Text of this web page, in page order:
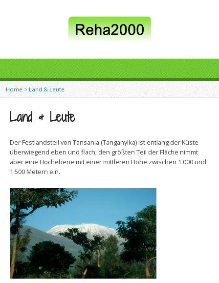
Home > Land & Leute
Land & Leute
Der Festlandsteil von Tansania (Tanganyika) ist entlang der Küste
überwiegend eben und flach; den größten Teil der Fläche nimmt
aber eine Hochebene mit einer mittleren Höhe zwischen 1.000 und
1.500 Metern ein.